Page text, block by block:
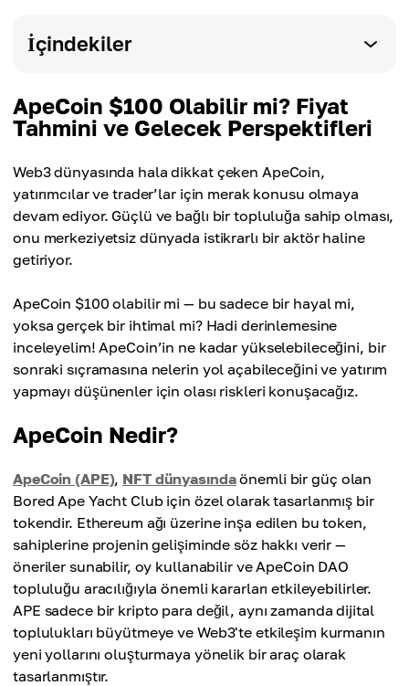
İçindekiler
ApeCoin $100 Olabilir mi? Fiyat
Tahmini ve Gelecek Perspektifleri
Web3 dünyasında hala dikkat çeken ApeCoin,
yatırımcılar ve trader’lar için merak konusu olmaya
devam ediyor. Güçlü ve bağlı bir topluluğa sahip olması,
onu merkeziyetsiz dünyada istikrarlı bir aktör haline
getiriyor.
ApeCoin $100 olabilir mi — bu sadece bir hayal mi,
yoksa gerçek bir ihtimal mi? Hadi derinlemesine
inceleyelim! ApeCoin’in ne kadar yükselebileceğini, bir
sonraki sıçramasına nelerin yol açabileceğini ve yatırım
yapmayı düşünenler için olası riskleri konuşacağız.
ApeCoin Nedir?
ApeCoin (APE), NFT dünyasındaönemli bir güç olan
Bored Ape Yacht Club için özel olarak tasarlanmış bir
tokendir. Ethereum ağı üzerine inşa edilen bu token,
sahiplerine projenin gelişiminde söz hakkı verir —
öneriler sunabilir, oy kullanabilir ve ApeCoin DAO
topluluğu aracılığıyla önemli kararları etkileyebilirler.
APE sadece bir kripto para değil, aynı zamanda dijital
toplulukları büyütmeye ve Web3'te etkileşim kurmanın
yeni yollarını oluşturmaya yönelik bir araç olarak
tasarlanmıştır.